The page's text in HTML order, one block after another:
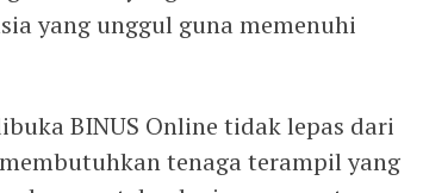
yang unggul guna memenuhi
BINUS Online tidak lepas dari
tenaga terampil yang